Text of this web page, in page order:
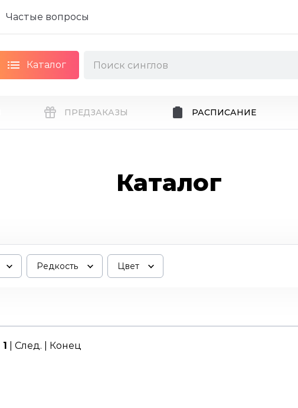
Частые вопросы
Каталог
ПРЕДЗАКАЗЫ РАСПИСАНИЕ
Каталог
Редкость Цвет
1 | След. | Конец